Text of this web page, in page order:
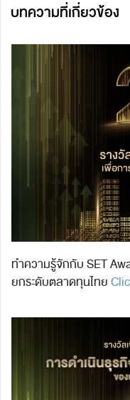
บทความที่เกี่ยวข้อง
ทำความรู้จักกับ SET
ยกระดับตลาดทุนไทย